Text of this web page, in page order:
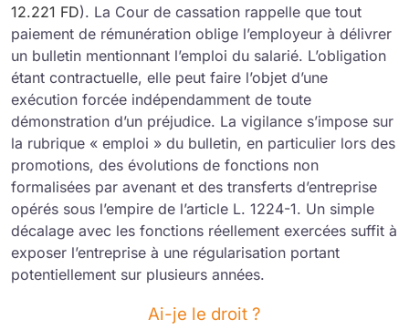
12.221 FD). La Cour de cassation rappelle que tout
paiement de rémunération oblige l’employeur à délivrer
un bulletin mentionnant l’emploi du salarié. L’obligation
étant contractuelle, elle peut faire l’objet d’une
exécution forcée indépendamment de toute
démonstration d’un préjudice. La vigilance s’impose sur
la rubrique « emploi » du bulletin, en particulier lors des
promotions, des évolutions de fonctions non
formalisées par avenant et des transferts d’entreprise
opérés sous l’empire de l’article L. 1224-1. Un simple
décalage avec les fonctions réellement exercées suffit à
exposer l’entreprise à une régularisation portant
potentiellement sur plusieurs années.
Ai-je le droit ?